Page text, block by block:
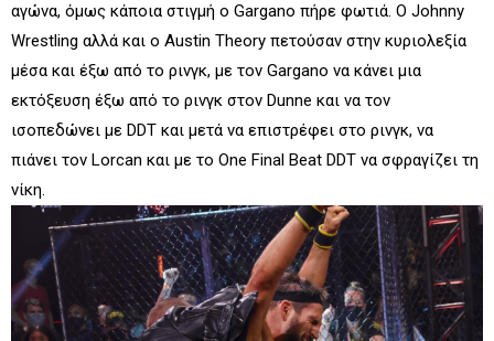
αγώνα, όμως κάποια στιγμή ο Gargano πήρε φωτιά. Ο Johnny
Wrestling αλλά και ο Austin Theory πετούσαν στην κυριολεξία
μέσα και έξω από το ρινγκ, με τον Gargano να κάνει μια
εκτόξευση έξω από το ρινγκ στον Dunne και να τον
ισοπεδώνει με DDT και μετά να επιστρέφει στο ρινγκ, να
πιάνει τον Lorcan και με το One Final Beat DDT να σφραγίζει τη
νίκη.